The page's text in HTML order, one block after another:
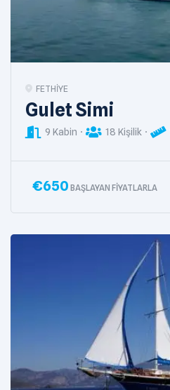
FETHIYE
Gulet Simi
9 Kabin 18 Kişilik
€650 BAŞLAYAN FIYATLARLA